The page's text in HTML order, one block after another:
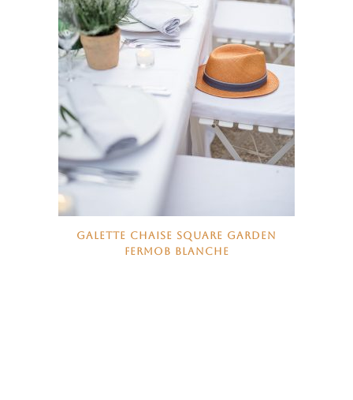
GALETTE CHAISE SQUARE GARDEN
FERMOB BLANCHE